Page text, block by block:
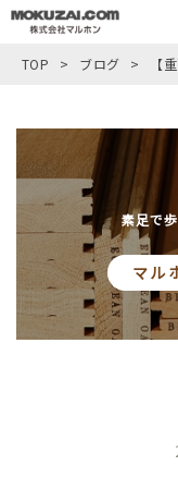
TOP > ブログ > 【
素足で
マル